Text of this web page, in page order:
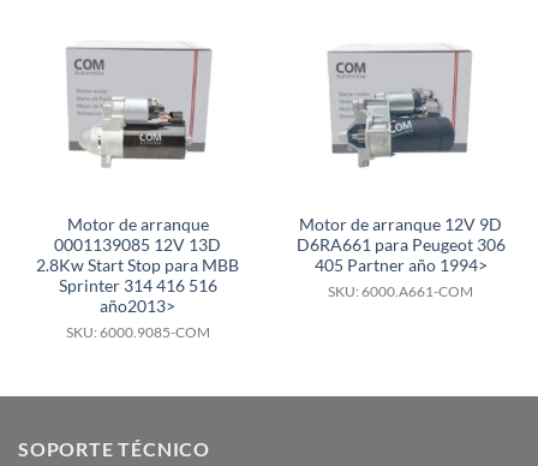
Motor de arranque
0001139085 12V 13D
2.8Kw Start Stop para MBB
Sprinter 314 416 516
año2013>
SKU: 6000.9085-COM
Motor de arranque 12V 9D
D6RA661 para Peugeot 306
405 Partner año 1994>
SKU: 6000.A661-COM
SOPORTE TÉCNICO